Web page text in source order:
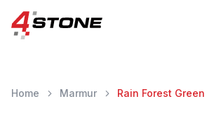
Home Marmur Rain Forest Green